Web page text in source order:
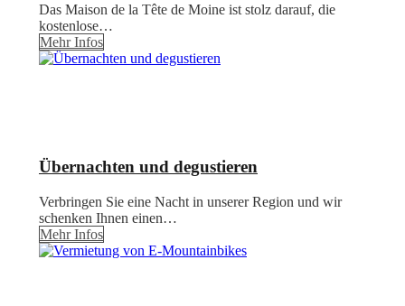
Das Maison de la Tête de Moine ist stolz darauf, die
kostenlose…
Mehr Infos
Übernachten und degustieren
Verbringen Sie eine Nacht in unserer Region und wir
schenken Ihnen einen…
Mehr Infos